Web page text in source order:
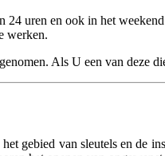
uren en ook in het
werken.
Als U een van deze
gebied van sleutels en